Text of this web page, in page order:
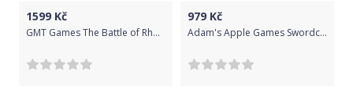
1599 Kč
GMT Games The Battle of Rhode Island
979 Kč
Adam's Apple Games Swordcrafters - EN